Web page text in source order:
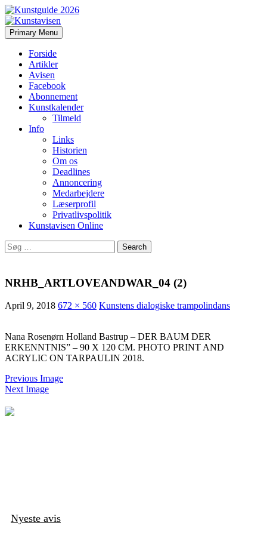
Kunstavisen
Search
Primary Menu Skip
to
Forside
Artikler
Avisen
Facebook
Abonnement
Kunstkalender
Tilmeld
Info
Links
Historien
Om os
Deadlines
Annoncering
Medarbejdere
Læserprofil
Privatlivspolitik
Kunstavisen Online
Search
for:
NRHB_ARTLOVEANDWAR_04 (2)
April 9, 2018 672 × 560 Kunstens dialogiske trampolindans
Nana Rosenørn Holland Bastrup – DER BAUM DER
ERKENNTNIS” – 90 X 120 CM. PHOTO PRINT AND
ACRYLIC ON TARPAULIN 2018.
Previous Image
Next Image
Nyeste avis